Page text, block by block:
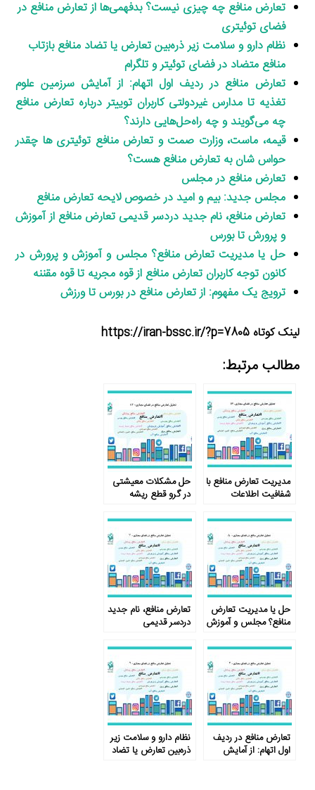
تعارض منافع چه چیزی نیست؟ بدفهمی‌ها از تعارض منافع در
فضای توئیتری
نظام دارو و سلامت زیر ذره‌بین تعارض یا تضاد منافع بازتاب
منافع متضاد در فضای توئیتر و تلگرام
تعارض منافع در ردیف اول اتهام: از آمایش سرزمین علوم
تغذیه تا مدارس غیردولتی کاربران توییتر درباره تعارض منافع
چه می‌گویند و چه راه‌حل‌هایی دارند؟
قیمه، ماست، وزارت صمت و تعارض منافع توئیتری ها چقدر
حواس شان به تعارض منافع هست؟
تعارض منافع در مجلس
مجلس جدید: بیم و امید در خصوص لایحه تعارض منافع
تعارض منافع، نام جدید دردسر قدیمی تعارض منافع از آموزش
و پرورش تا بورس
حل یا مدیریت تعارض منافع؟ مجلس و آموزش و پرورش در
کانون توجه کاربران تعارض منافع از قوه مجریه تا قوه مقننه
ترویج یک مفهوم: از تعارض منافع در بورس تا ورزش
لینک کوتاه https://iran-bssc.ir/?p=7805
مطالب مرتبط:
مدیریت تعارض منافع با
شفافیت اطلاعات
حل مشکلات معیشتی
در گرو قطع ریشه
حل یا مدیریت تعارض
منافع؟ مجلس و آموزش
کاربران
تعارض منافع، نام جدید
دردسر قدیمی
تعارض منافع در ردیف
اول اتهام: از آمایش
نظام دارو و سلامت زیر
ذره‌بین تعارض یا تضاد